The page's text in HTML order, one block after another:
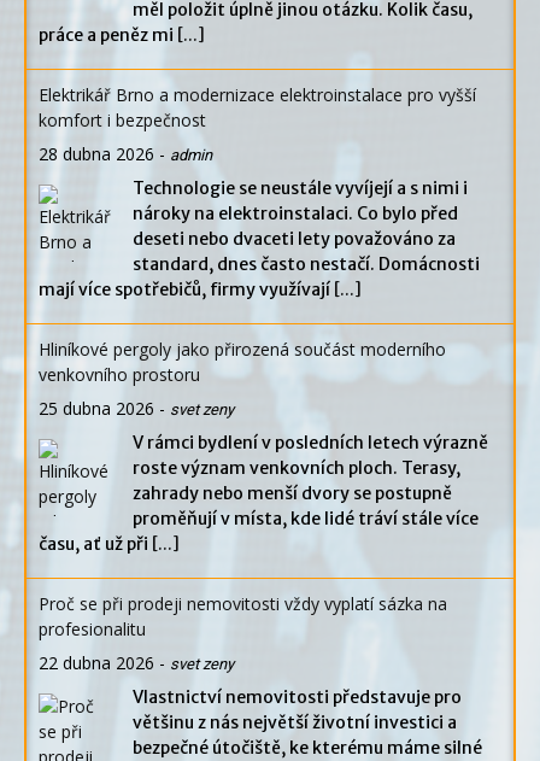
měl položit úplně jinou otázku. Kolik času,
práce a peněz mi [...]
Elektrikář Brno a modernizace elektroinstalace pro vyšší
komfort i bezpečnost
28 dubna 2026 - admin
Technologie se neustále vyvíjejí a s nimi i
nároky na elektroinstalaci. Co bylo před
deseti nebo dvaceti lety považováno za
standard, dnes často nestačí. Domácnosti
mají více spotřebičů, firmy využívají [...]
Hliníkové pergoly jako přirozená součást moderního
venkovního prostoru
25 dubna 2026 - svet zeny
V rámci bydlení v posledních letech výrazně
roste význam venkovních ploch. Terasy,
zahrady nebo menší dvory se postupně
proměňují v místa, kde lidé tráví stále více
času, ať už při [...]
Proč se při prodeji nemovitosti vždy vyplatí sázka na
profesionalitu
22 dubna 2026 - svet zeny
Vlastnictví nemovitosti představuje pro
většinu z nás největší životní investici a
bezpečné útočiště, ke kterému máme silné